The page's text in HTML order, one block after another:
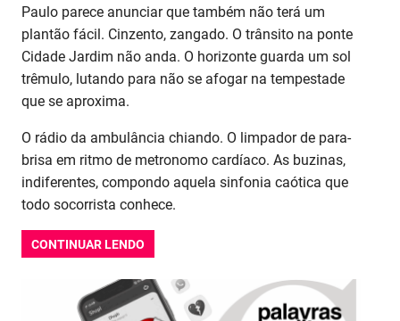
Paulo parece anunciar que também não terá um
plantão fácil. Cinzento, zangado. O trânsito na ponte
Cidade Jardim não anda. O horizonte guarda um sol
trêmulo, lutando para não se afogar na tempestade
que se aproxima.
O rádio da ambulância chiando. O limpador de para-
brisa em ritmo de metronomo cardíaco. As buzinas,
indiferentes, compondo aquela sinfonia caótica que
todo socorrista conhece.
CONTINUAR LENDO